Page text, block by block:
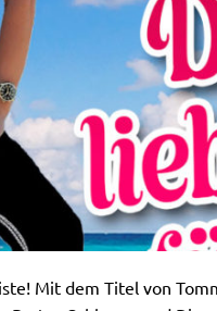
Mit dem Titel von